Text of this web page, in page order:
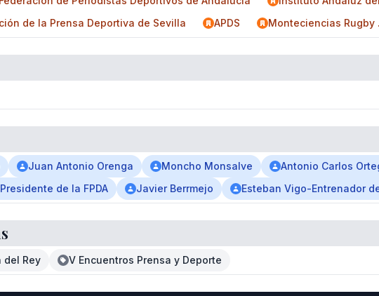
de la Prensa Deportiva de Sevilla APDS Monteciencias Rugby .
Juan Antonio Orenga Moncho Monsalve Antonio Carlos
de la FPDA
Javier Berrmejo Esteban Vigo-Entrenador
del Rey V Encuentros Prensa y Deporte